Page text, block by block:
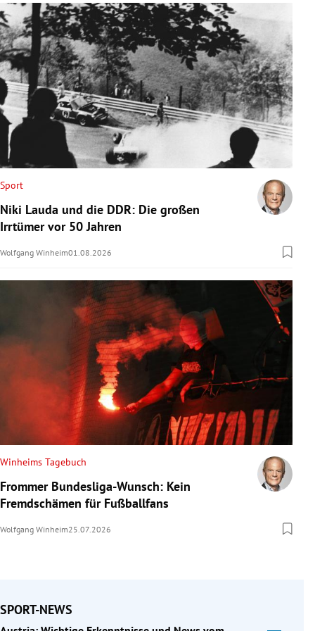
Sport
Niki Lauda und die DDR: Die großen
Irrtümer vor 50 Jahren
Wolfgang Winheim01.08.2026
Winheims Tagebuch
Frommer Bundesliga-Wunsch: Kein
Fremdschämen für Fußballfans
Wolfgang Winheim25.07.2026
SPORT-NEWS